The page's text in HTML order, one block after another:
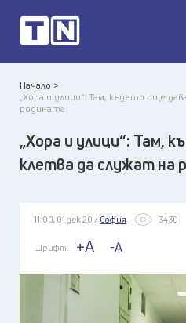
Начало >
„Хора и улици“: Там, където още
родината
„Хора и улици“: Там,
клетва да служат на
11:00, 01 дек 20 / София 3430
Шрифт: +A -A